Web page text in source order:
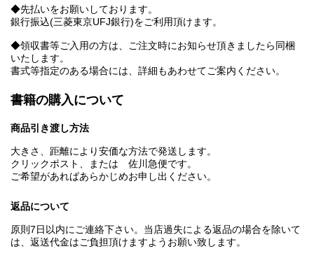
◆先払いをお願いしております。
銀行振込(三菱東京UFJ銀行)をご利用頂けます。
◆領収書等ご入用の方は、ご注文時にお知らせ頂きましたら同梱
いたします。
書式等指定のある場合には、詳細もあわせてご案内ください。
書籍の購入について
商品引き渡し方法
大きさ、距離により安価な方法で発送します。
クリックポスト、または 佐川急便です。
ご希望があればあらかじめお申し出ください。
返品について
原則7日以内にご連絡下さい。当店過失による返品の場合を除いて
は、返送代金はご負担頂けますようお願い致します。